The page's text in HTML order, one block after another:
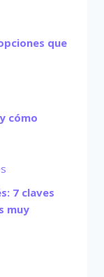
que
cómo
7 claves
muy